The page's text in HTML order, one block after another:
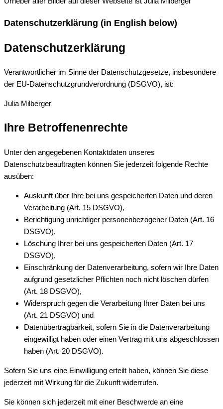
Datenschutzerklärung (in English below)
Datenschutzerklärung
Verantwortlicher im Sinne der Datenschutzgesetze, insbesondere
der EU-Datenschutzgrundverordnung (DSGVO), ist:
Julia Milberger
Ihre Betroffenenrechte
Unter den angegebenen Kontaktdaten unseres
Datenschutzbeauftragten können Sie jederzeit folgende Rechte
ausüben:
Auskunft über Ihre bei uns gespeicherten Daten und deren
Verarbeitung (Art. 15 DSGVO),
Berichtigung unrichtiger personenbezogener Daten (Art. 16
DSGVO),
Löschung Ihrer bei uns gespeicherten Daten (Art. 17
DSGVO),
Einschränkung der Datenverarbeitung, sofern wir Ihre Daten
aufgrund gesetzlicher Pflichten noch nicht löschen dürfen
(Art. 18 DSGVO),
Widerspruch gegen die Verarbeitung Ihrer Daten bei uns
(Art. 21 DSGVO) und
Datenübertragbarkeit, sofern Sie in die Datenverarbeitung
eingewilligt haben oder einen Vertrag mit uns abgeschlossen
haben (Art. 20 DSGVO).
Sofern Sie uns eine Einwilligung erteilt haben, können Sie diese
jederzeit mit Wirkung für die Zukunft widerrufen.
Sie können sich jederzeit mit einer Beschwerde an eine